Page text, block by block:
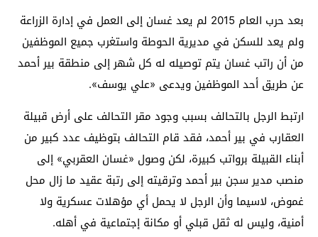
بعد حرب العام 2015 لم يعد غسان إلى العمل في إدارة الزراعة
ولم يعد للسكن في مديرية الحوطة واستغرب جميع الموظفين
من أن راتب غسان يتم توصيله له كل شهر إلى منطقة بير أحمد
عن طريق أحد الموظفين ويدعى «علي يوسف».
ارتبط الرجل بالتحالف بسبب وجود مقر التحالف على أرض قبيلة
العقارب في بير أحمد، فقد قام التحالف بتوظيف عدد كبير من
أبناء القبيلة برواتب كبيرة، لكن وصول «غسان العقربي» إلى
منصب مدير سجن بير أحمد وترقيته إلى رتبة عقيد ما زال محل
غموض، لاسيما وأن الرجل لا يحمل أي مؤهلات عسكرية ولا
أمنية، وليس له ثقل قبلي أو مكانة إجتماعية في أهله.